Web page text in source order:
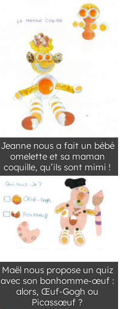
Jeanne nous a fait un bébé
omelette et sa maman
coquille, qu’ils sont mimi !
Maël nous propose un quiz
avec son bonhomme-œuf :
alors, Œuf-Gogh ou
Picassœuf ?